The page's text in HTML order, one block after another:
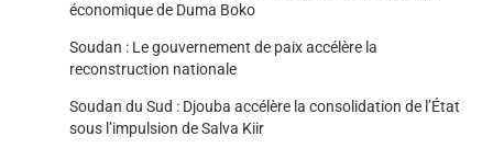
économique de Duma Boko
Soudan : Le gouvernement de paix accélère la
reconstruction nationale
Soudan du Sud : Djouba accélère la consolidation de l’État
sous l’impulsion de Salva Kiir